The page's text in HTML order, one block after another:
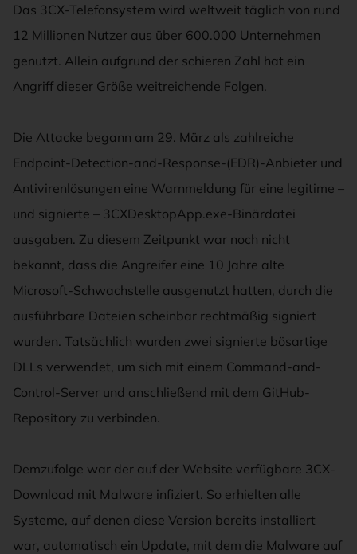
Das 3CX-Telefonsystem wird weltweit täglich von rund
12 Millionen Nutzer aus über 600.000 Unternehmen
genutzt. Allein aufgrund der schieren Zahl hat ein
Angriff dieser Größe weitreichende Folgen.
Die Attacke begann am 29. März als zahlreiche
Endpoint-Detection-and-Response-(EDR)-Anbieter und
Antivirenlösungen eine Warnmeldung für eine legitime –
und signierte – 3CXDesktopApp.exe-Binärdatei
ausgaben. Zu diesem Zeitpunkt war noch nicht
bekannt, dass die Angreifer eine 10 Jahre alte
Microsoft-Schwachstelle ausgenutzt hatten, durch die
ausführbare Dateien scheinbar rechtmäßig signiert
wurden. Tatsächlich wurden zwei signierte bösartige
DLLs verwendet, um sich mit einem Command-and-
Control-Server und anschließend mit dem GitHub-
Repository zu verbinden.
Demzufolge war der auf der Website verfügbare 3CX-
Download mit Malware infiziert. So erhielten alle
Systeme, auf denen diese Version bereits installiert
war, automatisch ein Update, mit dem die Malware auf